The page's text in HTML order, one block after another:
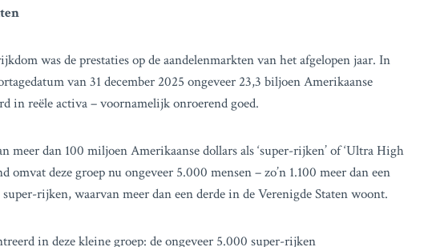
was de prestaties op de aandelenmarkten van het afgelopen jaar. In
van 31 december 2025 ongeveer 23,3 biljoen Amerikaanse
in reële activa – voornamelijk onroerend goed.
dan 100 miljoen Amerikaanse dollars als ‘super-rijken’ of ‘Ultra High
deze groep nu ongeveer 5.000 mensen – zo’n 1.100 meer dan een
rijken, waarvan meer dan een derde in de Verenigde Staten woont.
in deze kleine groep: de ongeveer 5.000 super-rijken